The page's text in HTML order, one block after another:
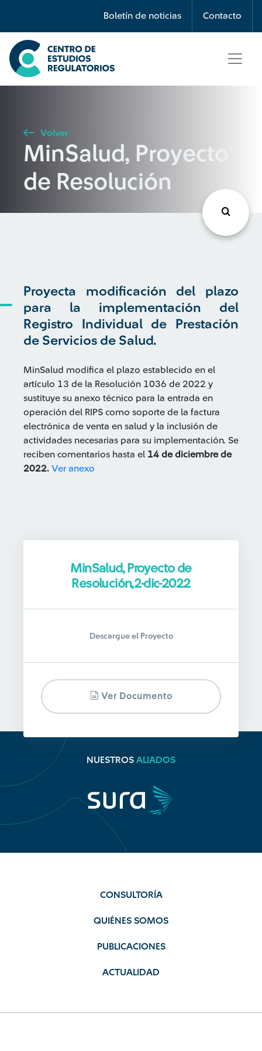
Boletín de noticias Contacto
Búsqueda
Seleccione país
Buscar
Volver
MinSalud, Proyecto
de Resolución
Proyecta modificación del plazo
para la implementación del
Registro Individual de Prestación
de Servicios de Salud.
MinSalud modifica el plazo establecido en el
artículo 13 de la Resolución 1036 de 2022 y
sustituye su anexo técnico para la entrada en
operación del RIPS como soporte de la factura
electrónica de venta en salud y la inclusión de
actividades necesarias para su implementación. Se
reciben comentarios hasta el 14 de diciembre de
2022. Ver anexo
MinSalud, Proyecto de
Resolución,2-dic-2022
Descargue el Proyecto
Ver Documento
NUESTROS ALIADOS
CONSULTORÍA
QUIÉNES SOMOS
PUBLICACIONES
ACTUALIDAD